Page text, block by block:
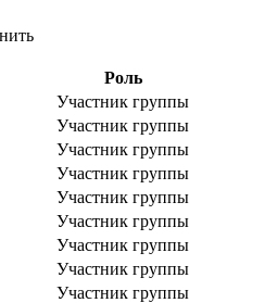
Роль
Участник группы
Участник группы
Участник группы
Участник группы
Участник группы
Участник группы
Участник группы
Участник группы
Участник группы